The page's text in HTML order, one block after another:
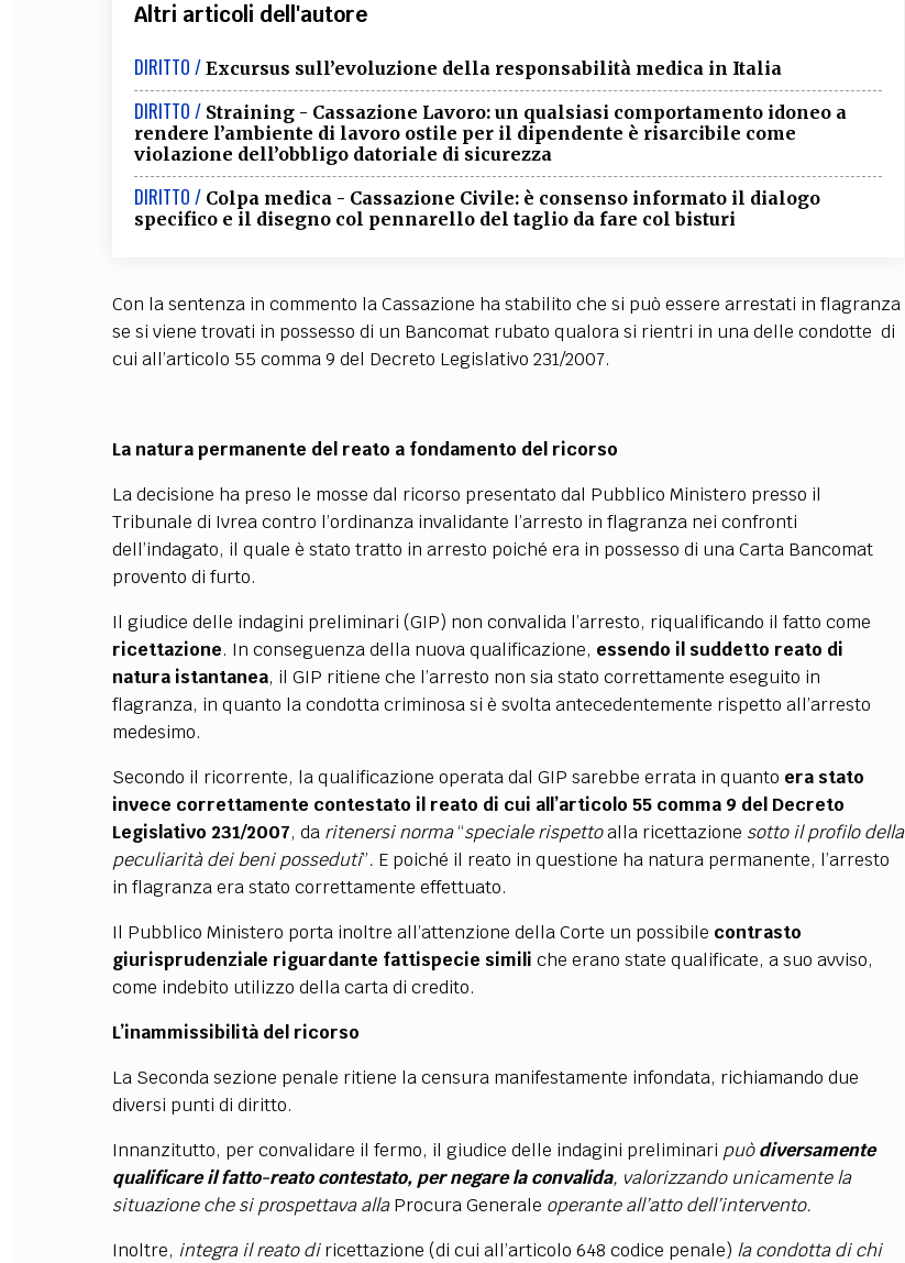
Altri articoli dell'autore
DIRITTO / Excursus sull’evoluzione della responsabilità medica in Italia
DIRITTO / Straining - Cassazione Lavoro: un qualsiasi comportamento idoneo a
rendere l’ambiente di lavoro ostile per il dipendente è risarcibile come
violazione dell’obbligo datoriale di sicurezza
DIRITTO / Colpa medica - Cassazione Civile: è consenso informato il dialogo
specifico e il disegno col pennarello del taglio da fare col bisturi
Con la sentenza in commento la Cassazione ha stabilito che si può essere arrestati in flagranza
se si viene trovati in possesso di un Bancomat rubato qualora si rientri in una delle condotte di
cui all’articolo 55 comma 9 del Decreto Legislativo 231/2007.
La natura permanente del reato a fondamento del ricorso
La decisione ha preso le mosse dal ricorso presentato dal Pubblico Ministero presso il
Tribunale di Ivrea contro l’ordinanza invalidante l’arresto in flagranza nei confronti
dell’indagato, il quale è stato tratto in arresto poiché era in possesso di una Carta Bancomat
provento di furto.
Il giudice delle indagini preliminari (GIP) non convalida l’arresto, riqualificando il fatto come
ricettazione. In conseguenza della nuova qualificazione, essendo il suddetto reato di
natura istantanea, il GIP ritiene che l’arresto non sia stato correttamente eseguito in
flagranza, in quanto la condotta criminosa si è svolta antecedentemente rispetto all’arresto
medesimo.
Secondo il ricorrente, la qualificazione operata dal GIP sarebbe errata in quanto era stato
invece correttamente contestato il reato di cui all’articolo 55 comma 9 del Decreto
Legislativo 231/2007, da ritenersi norma“speciale rispettoalla ricettazione sotto il profilo della
peculiarità dei beni posseduti”. E poiché il reato in questione ha natura permanente, l’arresto
in flagranza era stato correttamente effettuato.
Il Pubblico Ministero porta inoltre all’attenzione della Corte un possibile contrasto
giurisprudenziale riguardante fattispecie simili che erano state qualificate, a suo avviso,
come indebito utilizzo della carta di credito.
L’inammissibilità del ricorso
La Seconda sezione penale ritiene la censura manifestamente infondata, richiamando due
diversi punti di diritto.
Innanzitutto, per convalidare il fermo, il giudice delle indagini preliminari puòdiversamente
qualificare il fatto-reato contestato, per negare la convalida, valorizzando unicamente la
situazione che si prospettava allaProcura Generale operante all’atto dell’intervento.
Inoltre, integra il reato diricettazione (di cui all’articolo 648 codice penale) la condotta di chi